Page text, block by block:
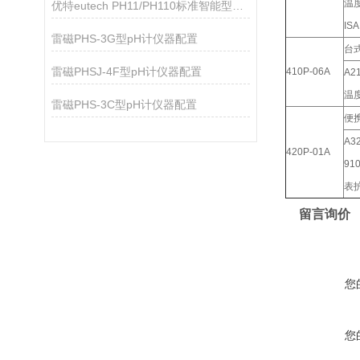
雷磁PHS-3G型pH计仪器配置
雷磁PHSJ-4F型pH计仪器配置
雷磁PHS-3C型pH计仪器配置
温
410P-06A
台
温
420P-01A
便
表
留言询价
您
您